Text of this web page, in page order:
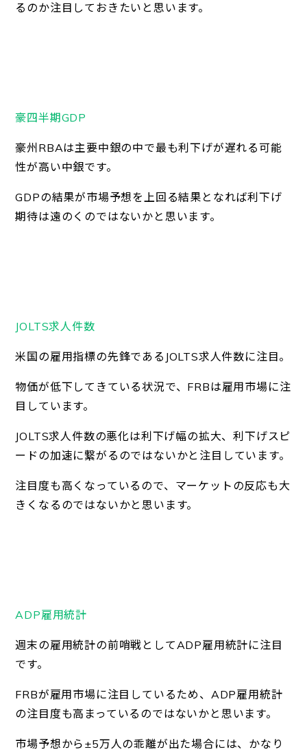
るのか注目しておきたいと思います。
豪四半期GDP
豪州RBAは主要中銀の中で最も利下げが遅れる可能
性が高い中銀です。
GDPの結果が市場予想を上回る結果となれば利下げ
期待は遠のくのではないかと思います。
JOLTS求人件数
米国の雇用指標の先鋒であるJOLTS求人件数に注目。
物価が低下してきている状況で、FRBは雇用市場に注
目しています。
JOLTS求人件数の悪化は利下げ幅の拡大、利下げスピ
ードの加速に繋がるのではないかと注目しています。
注目度も高くなっているので、マーケットの反応も大
きくなるのではないかと思います。
ADP雇用統計
週末の雇用統計の前哨戦としてADP雇用統計に注目
です。
FRBが雇用市場に注目しているため、ADP雇用統計
の注目度も高まっているのではないかと思います。
市場予想から±5万人の乖離が出た場合には、かなり